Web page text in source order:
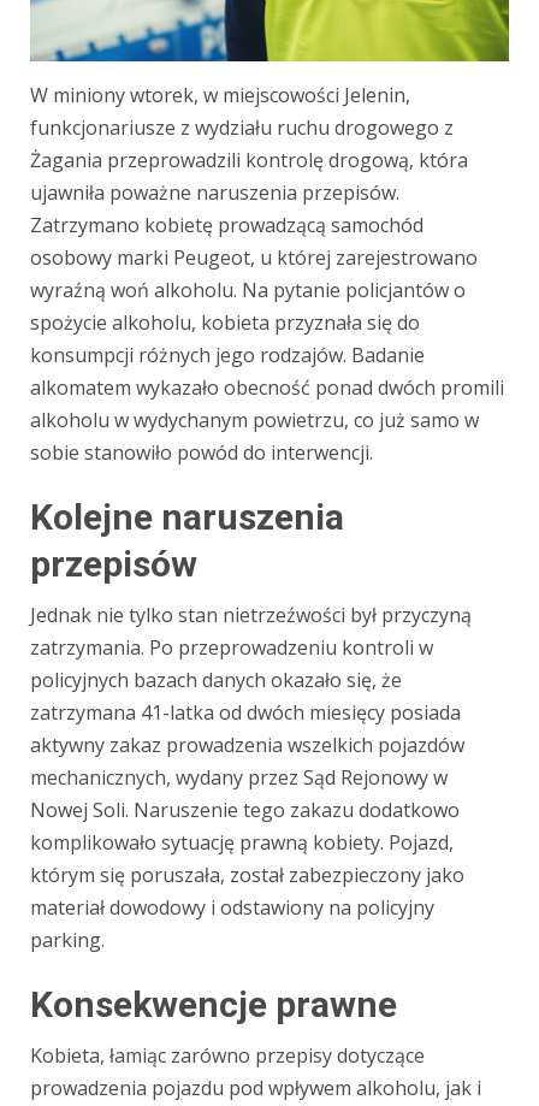
W miniony wtorek, w miejscowości Jelenin,
funkcjonariusze z wydziału ruchu drogowego z
Żagania przeprowadzili kontrolę drogową, która
ujawniła poważne naruszenia przepisów.
Zatrzymano kobietę prowadzącą samochód
osobowy marki Peugeot, u której zarejestrowano
wyraźną woń alkoholu. Na pytanie policjantów o
spożycie alkoholu, kobieta przyznała się do
konsumpcji różnych jego rodzajów. Badanie
alkomatem wykazało obecność ponad dwóch promili
alkoholu w wydychanym powietrzu, co już samo w
sobie stanowiło powód do interwencji.
Kolejne naruszenia
przepisów
Jednak nie tylko stan nietrzeźwości był przyczyną
zatrzymania. Po przeprowadzeniu kontroli w
policyjnych bazach danych okazało się, że
zatrzymana 41-latka od dwóch miesięcy posiada
aktywny zakaz prowadzenia wszelkich pojazdów
mechanicznych, wydany przez Sąd Rejonowy w
Nowej Soli. Naruszenie tego zakazu dodatkowo
komplikowało sytuację prawną kobiety. Pojazd,
którym się poruszała, został zabezpieczony jako
materiał dowodowy i odstawiony na policyjny
parking.
Konsekwencje prawne
Kobieta, łamiąc zarówno przepisy dotyczące
prowadzenia pojazdu pod wpływem alkoholu, jak i